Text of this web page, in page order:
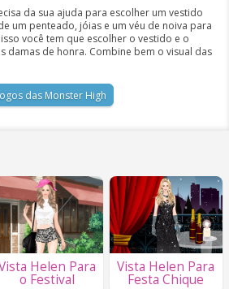
da sua ajuda para escolher um vestido
um penteado, jóias e um véu de noiva para
você tem que escolher o vestido e o
damas de honra. Combine bem o visual das
das Monster High
Helen Para
o Festival
Vista Helen Para
Festa Chique